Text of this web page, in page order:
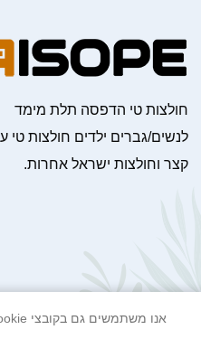
חולצות טי הדפסה תלת מימד
לנשים/גברים ילדים חולצות טי
קצר וחולצות ישראל אחרות.